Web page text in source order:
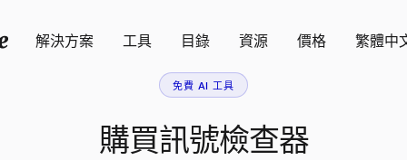
解決方案 工具 目錄 資源 價格 繁體中
免費 AI 工具
購買訊號檢查器